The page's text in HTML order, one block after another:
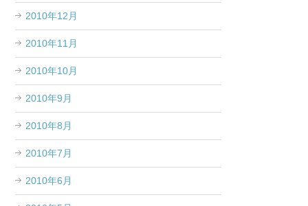
2010年12月
2010年11月
2010年10月
2010年9月
2010年8月
2010年7月
2010年6月